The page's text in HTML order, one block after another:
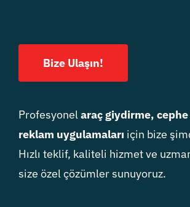
Bize Ulaşın!
Profesyonelaraç giydirme,
reklam uygulamaları için bize
Hızlı teklif, kaliteli hizmet ve
size özel çözümler sunuyoruz.